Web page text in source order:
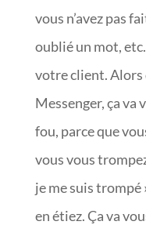
vous n’avez pas
oublié un mot,
votre client. Alors
Messenger, ça va
fou, parce que
vous vous
je me suis trompé
en étiez. Ça va